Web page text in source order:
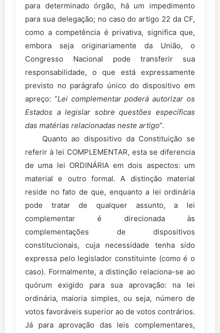
para determinado órgão, há um impedimento
para sua delegação; no caso do artigo 22 da CF,
como a competência é privativa, significa que,
embora seja originariamente da União, o
Congresso Nacional pode transferir sua
responsabilidade, o que está expressamente
previsto no parágrafo único do dispositivo em
apreço: “Lei complementar poderá autorizar os
Estados a legislar sobre questões específicas
das matérias relacionadas neste artigo”.
Quanto ao dispositivo da Constituição se
referir à lei COMPLEMENTAR, esta se diferencia
de uma lei ORDINÁRIA em dois aspectos: um
material e outro formal. A distinção material
reside no fato de que, enquanto a lei ordinária
pode tratar de qualquer assunto, a lei
complementar é direcionada às
complementações de dispositivos
constitucionais, cuja necessidade tenha sido
expressa pelo legislador constituinte (como é o
caso). Formalmente, a distinção relaciona-se ao
quórum exigido para sua aprovação: na lei
ordinária, maioria simples, ou seja, número de
votos favoráveis superior ao de votos contrários.
Já para aprovação das leis complementares,